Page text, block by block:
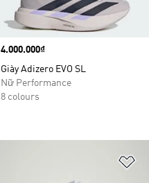
Price
4.000.000₫
Giày Adizero EVO SL
Nữ Performance
8 colours